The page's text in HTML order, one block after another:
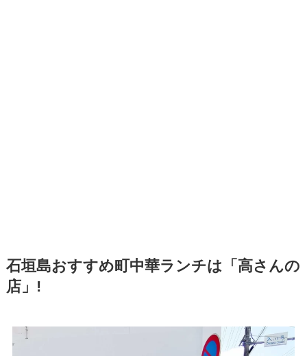
石垣島おすすめ町中華ランチは「高さんの
店」!